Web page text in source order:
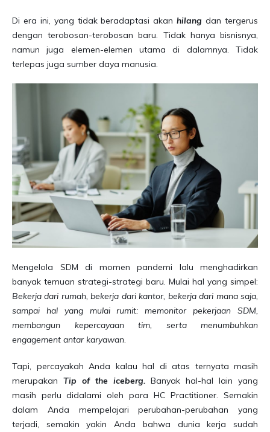
Di era ini, yang tidak beradaptasi akanhilang dan tergerus
dengan terobosan-terobosan baru. Tidak hanya bisnisnya,
namun juga elemen-elemen utama di dalamnya. Tidak
terlepas juga sumber daya manusia.
Mengelola SDM di momen pandemi lalu menghadirkan
banyak temuan strategi-strategi baru. Mulai hal yang simpel:
Bekerja dari rumah, bekerja dari kantor, bekerja dari mana saja,
sampai hal yang mulai rumit: memonitor pekerjaan SDM,
membangun kepercayaan tim, serta menumbuhkan
engagement antar karyawan.
Tapi, percayakah Anda kalau hal di atas ternyata masih
merupakan Tip of the iceberg. Banyak hal-hal lain yang
masih perlu didalami oleh para HC Practitioner. Semakin
dalam Anda mempelajari perubahan-perubahan yang
terjadi, semakin yakin Anda bahwa dunia kerja sudah